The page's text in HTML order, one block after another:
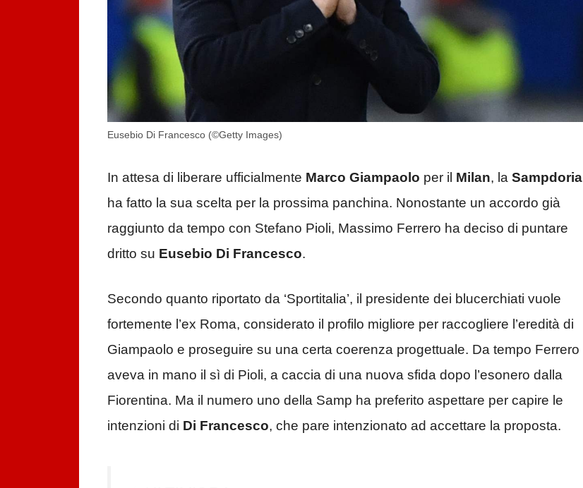
Eusebio Di Francesco (©Getty Images)
In attesa di liberare ufficialmente Marco Giampaolo per il Milan, la Sampdoria
ha fatto la sua scelta per la prossima panchina. Nonostante un accordo già
raggiunto da tempo con Stefano Pioli, Massimo Ferrero ha deciso di puntare
dritto su Eusebio Di Francesco.
Secondo quanto riportato da ‘Sportitalia’, il presidente dei blucerchiati vuole
fortemente l’ex Roma, considerato il profilo migliore per raccogliere l’eredità di
Giampaolo e proseguire su una certa coerenza progettuale. Da tempo Ferrero
aveva in mano il sì di Pioli, a caccia di una nuova sfida dopo l’esonero dalla
Fiorentina. Ma il numero uno della Samp ha preferito aspettare per capire le
intenzioni di Di Francesco, che pare intenzionato ad accettare la proposta.